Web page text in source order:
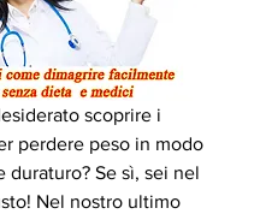
scoprire i
perdere peso in modo
duraturo? Se sì, sei nel
Nel nostro ultimo